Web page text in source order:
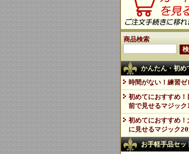
商品検索
かんたん・初め
時間がない！練習ゼ
初めてにおすすめ！
前で見せるマジック
初めてにおすすめ！
に見せるマジック
お手軽手品セッ